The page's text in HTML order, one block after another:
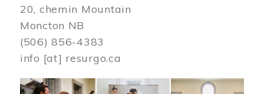
20, chemin Mountain
Moncton NB
(506) 856-4383
info [at] resurgo.ca
Image